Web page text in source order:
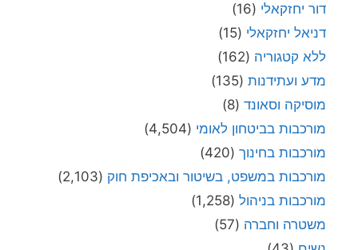
דור יחזקאלי (16)
דניאל יחזקאלי (15)
ללא קטגוריה (162)
מדע ועתידנות (135)
מוסיקה וסאונד (8)
מורכבות בביטחון לאומי (4,504)
מורכבות בחינוך (420)
מורכבות במשפט, בשיטור ובאכיפת חוק (2,103)
מורכבות בניהול (1,258)
משטרה וחברה (57)